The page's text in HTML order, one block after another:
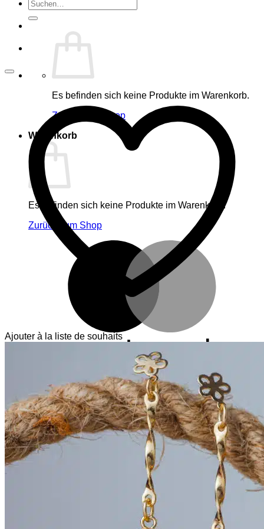
Suche
nach:
Es befinden sich keine Produkte im Warenkorb.
Zurück zum Shop
Warenkorb
Es befinden sich keine Produkte im Warenkorb.
Zurück zum Shop
Ajouter à la liste de souhaits